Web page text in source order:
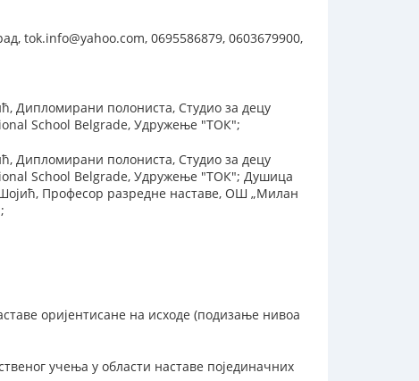
tok.info@yahoo.com, 0695586879, 0603679900,
Дипломирани полониста, Студио за децу
School Belgrade, Удружење "ТОК";
Дипломирани полониста, Студио за децу
School Belgrade, Удружење "ТОК"; Душица
Професор разредне наставе, ОШ „Милан
оријентисане на исходе (подизање нивоа
учења у области наставе појединачних